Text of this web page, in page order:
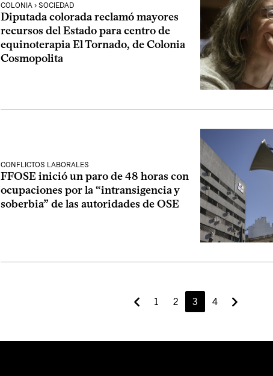
COLONIA › SOCIEDAD
Diputada colorada reclamó mayores
recursos del Estado para centro de
equinoterapia El Tornado, de Colonia
Cosmopolita
CONFLICTOS LABORALES
FFOSE inició un paro de 48 horas con
ocupaciones por la “intransigencia y
soberbia” de las autoridades de OSE
1 2 3 4